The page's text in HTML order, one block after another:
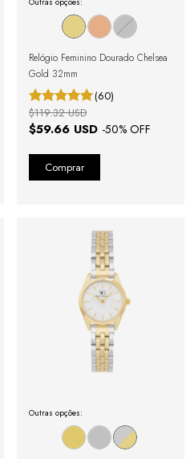
Relógio Feminino Dourado Chelsea
Gold 32mm
(60)
$59.66 USD -50% OFF
$119.32 USD
Outras opções: